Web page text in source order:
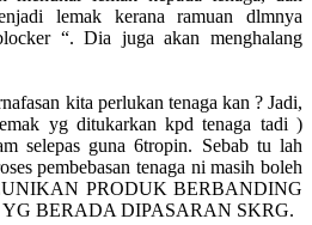
lemak kerana ramuan dlmnya
“. Dia juga akan menghalang
kita perlukan tenaga kan ? Jadi,
yg ditukarkan kpd tenaga tadi )
selepas guna 6tropin. Sebab tu lah
pembebasan tenaga ni masih boleh
PRODUK BERBANDING
BERADA DIPASARAN SKRG.